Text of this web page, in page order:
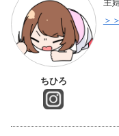
ちひろ
主
＞